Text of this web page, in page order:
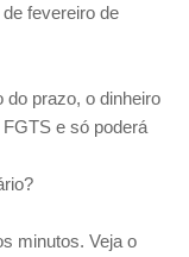
fevereiro de
do prazo, o dinheiro
e só poderá
minutos. Veja o